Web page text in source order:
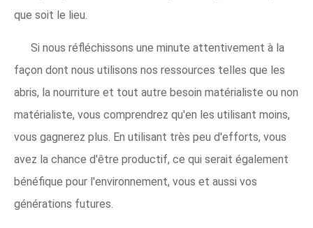
que soit le lieu.
Si nous réfléchissons une minute attentivement à la
façon dont nous utilisons nos ressources telles que les
abris, la nourriture et tout autre besoin matérialiste ou non
matérialiste, vous comprendrez qu'en les utilisant moins,
vous gagnerez plus. En utilisant très peu d'efforts, vous
avez la chance d'être productif, ce qui serait également
bénéfique pour l'environnement, vous et aussi vos
générations futures.